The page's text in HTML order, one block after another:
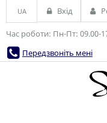
Час роботи: Пн-Пт: 09.00-
Передзвоніть мені
UA Вхід